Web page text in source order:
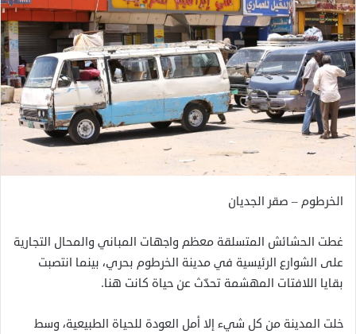
الخرطوم – صقر الجديان
غطت الحشائش المتسلقة معظم واجهات المباني والمحال التجارية
على الشوارع الرئيسية في مدينة الخرطوم بحري، بينما انتصبت
بقايا اللافتات المهشمة تحدّث عن حياة كانت هنا.
خلت المدينة من كل شيء إلا أمل العودة للحياة الطبيعية، وسط